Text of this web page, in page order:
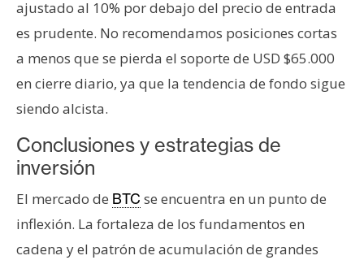
ajustado al 10% por debajo del precio de entrada
es prudente. No recomendamos posiciones cortas
a menos que se pierda el soporte de USD $65.000
en cierre diario, ya que la tendencia de fondo sigue
siendo alcista.
Conclusiones y estrategias de
inversión
El mercado de BTC se encuentra en un punto de
inflexión. La fortaleza de los fundamentos en
cadena y el patrón de acumulación de grandes